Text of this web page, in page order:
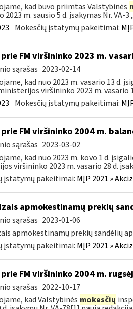
kad buvo priimtas Valstybinės
m. sausio 5 d. įsakymas Nr. VA-3
Mokesčių įstatymų pakeitimai:
prie FM viršininko 2023 m.
sąrašas 2023-02-14
kad nuo 2023 m. vasario 13 d.
viršininko 2023 m. vasario
Mokesčių įstatymų pakeitimai:
prie FM viršininko 2004 m.
sąrašas 2023-03-02
kad nuo 2023 m. kovo 1 d.
viršininko 2023 m. vasario 28 d.
įstatymų pakeitimai: MĮP 2021 »
apmokestinamų prekių
sąrašas 2023-01-06
apmokestinamų prekių sandėlių
įstatymų pakeitimai: MĮP 2021 »
prie FM viršininko 2004 m.
sąrašas 2022-10-17
kad Valstybinės mokesčių